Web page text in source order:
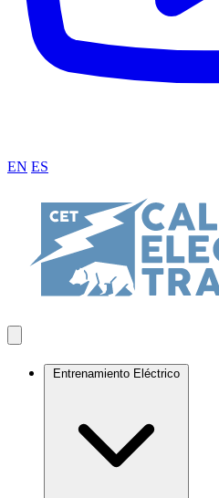
EN ES
Entrenamiento Eléctrico